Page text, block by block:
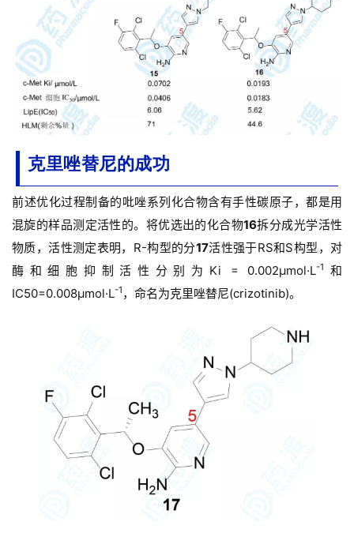
克里唑替尼的成功
前述优化过程制备的吡唑系列化合物含有手性碳原子，都是用
混旋的样品测定活性的。 将优选出的化合物16拆分成光学活性
物质，活性测定表明，R-构型的分17活性强于RS和S构型，对
酶和细胞抑制活性分别为Ki = 0.002μmol·L-1
和
IC50=0.008μmol·L-1 ，命名为克里唑替尼(crizotinib)。